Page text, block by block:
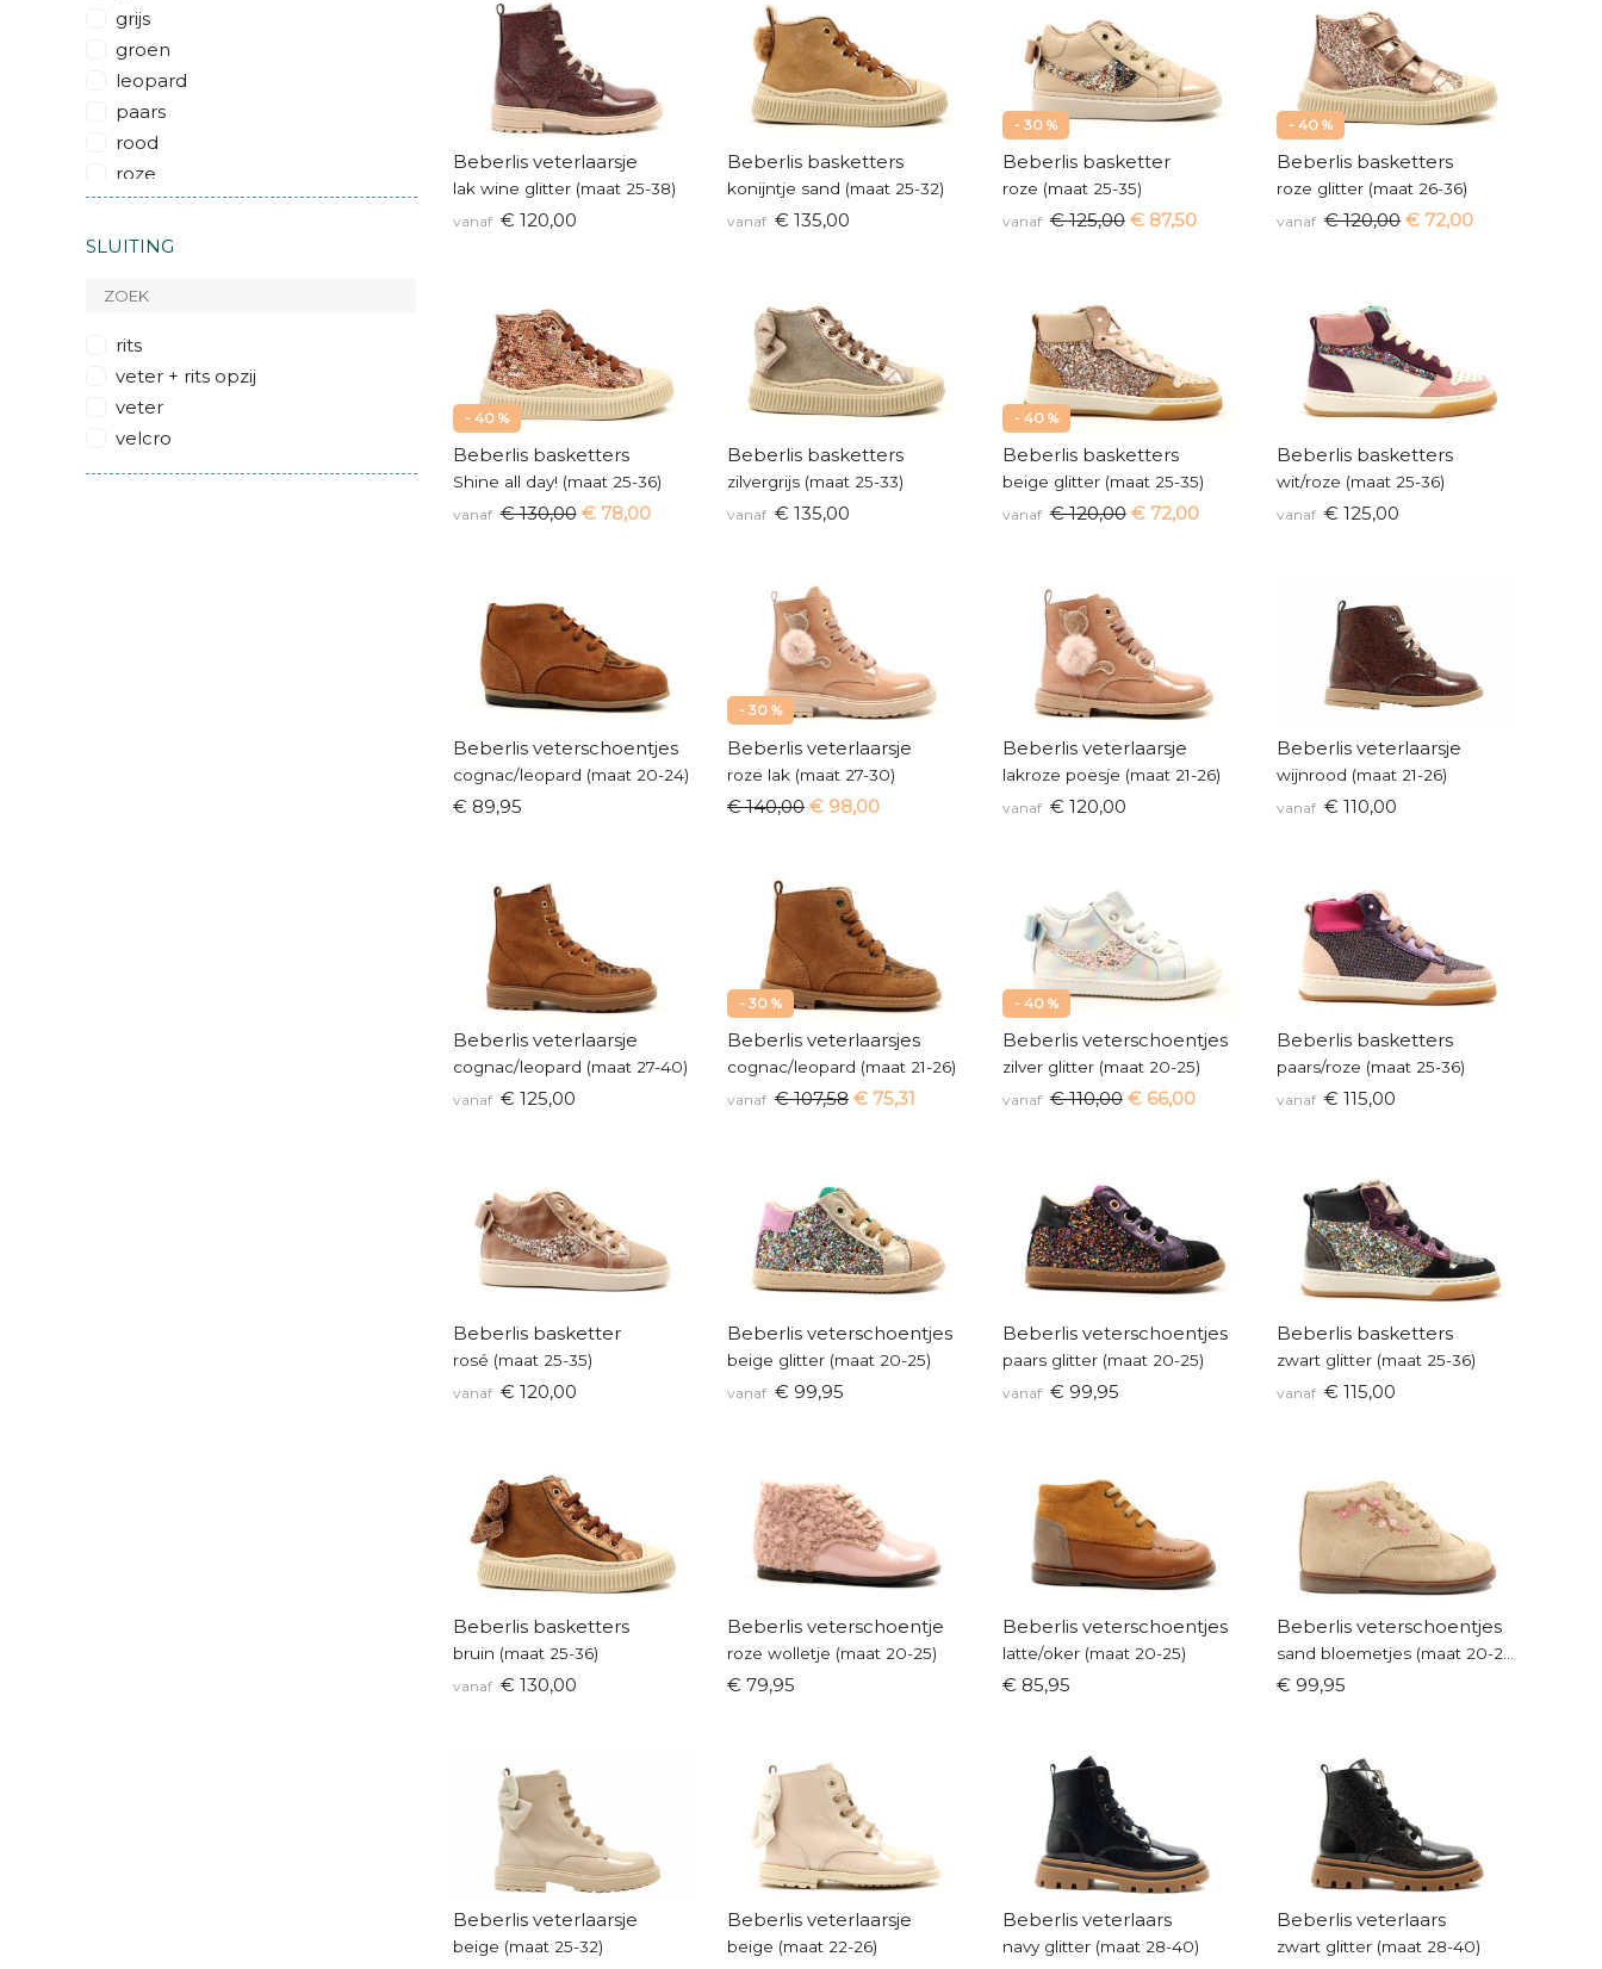
grijs
groen
leopard
paars
rood
roze
wit
zilver
glitter
metallic
SLUITING
rits
veter + rits opzij
veter
velcro
Beberlis veterlaarsje
lak wine glitter (maat 25-38)
vanaf € 120,00
Beberlis basketters
konijntje sand (maat 25-32)
vanaf € 135,00
- 30 %
Beberlis basketter
roze (maat 25-35)
vanaf € 125,00 € 87,50
- 40 %
Beberlis basketters
roze glitter (maat 26-36)
vanaf € 120,00 € 72,00
- 40 %
Beberlis basketters
Shine all day! (maat 25-36)
vanaf € 130,00 € 78,00
Beberlis basketters
zilvergrijs (maat 25-33)
vanaf € 135,00
- 40 %
Beberlis basketters
beige glitter (maat 25-35)
vanaf € 120,00 € 72,00
Beberlis basketters
wit/roze (maat 25-36)
vanaf € 125,00
Beberlis veterschoentjes
cognac/leopard (maat 20-24)
€ 89,95
- 30 %
Beberlis veterlaarsje
roze lak (maat 27-30)
€ 140,00 € 98,00
Beberlis veterlaarsje
lakroze poesje (maat 21-26)
vanaf € 120,00
Beberlis veterlaarsje
wijnrood (maat 21-26)
vanaf € 110,00
Beberlis veterlaarsje
cognac/leopard (maat 27-40)
vanaf € 125,00
- 30 %
Beberlis veterlaarsjes
cognac/leopard (maat 21-26)
vanaf € 107,58 € 75,31
- 40 %
Beberlis veterschoentjes
zilver glitter (maat 20-25)
vanaf € 110,00 € 66,00
Beberlis basketters
paars/roze (maat 25-36)
vanaf € 115,00
Beberlis basketter
rosé (maat 25-35)
vanaf € 120,00
Beberlis veterschoentjes
beige glitter (maat 20-25)
vanaf € 99,95
Beberlis veterschoentjes
paars glitter (maat 20-25)
vanaf € 99,95
Beberlis basketters
zwart glitter (maat 25-36)
vanaf € 115,00
Beberlis basketters
bruin (maat 25-36)
vanaf € 130,00
Beberlis veterschoentje
roze wolletje (maat 20-25)
€ 79,95
Beberlis veterschoentjes
latte/oker (maat 20-25)
€ 85,95
Beberlis veterschoentjes
€ 99,95
Beberlis veterlaarsje
beige (maat 25-32)
Beberlis veterlaarsje
beige (maat 22-26)
Beberlis veterlaars
navy glitter (maat 28-40)
Beberlis veterlaars
zwart glitter (maat 28-40)